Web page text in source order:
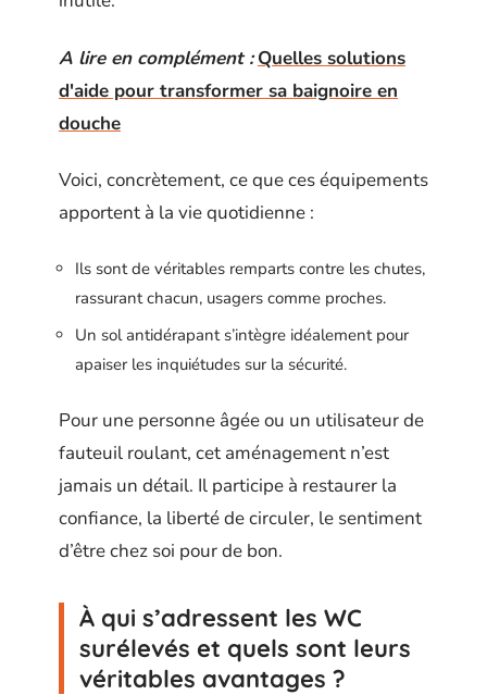
A lire en complément : Quelles solutions
d'aide pour transformer sa baignoire en
douche
Voici, concrètement, ce que ces équipements
apportent à la vie quotidienne :
Ils sont de véritables remparts contre les chutes,
rassurant chacun, usagers comme proches.
Un sol antidérapant s’intègre idéalement pour
apaiser les inquiétudes sur la sécurité.
Pour une personne âgée ou un utilisateur de
fauteuil roulant, cet aménagement n’est
jamais un détail. Il participe à restaurer la
confiance, la liberté de circuler, le sentiment
d’être chez soi pour de bon.
À qui s’adressent les WC
surélevés et quels sont leurs
véritables avantages ?